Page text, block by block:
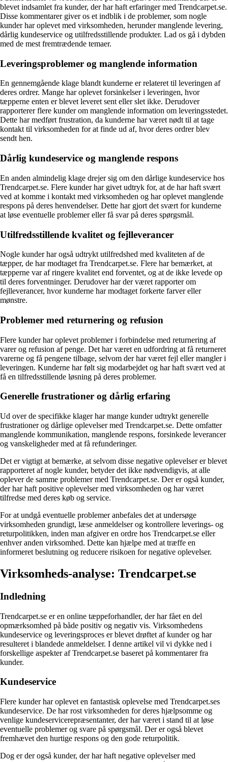
blevet indsamlet fra kunder, der har haft erfaringer med Trendcarpet.se.
Disse kommentarer giver os et indblik i de problemer, som nogle
kunder har oplevet med virksomheden, herunder manglende levering,
dårlig kundeservice og utilfredsstillende produkter. Lad os gå i dybden
med de mest fremtrædende temaer.
Leveringsproblemer og manglende information
En gennemgående klage blandt kunderne er relateret til leveringen af
deres ordrer. Mange har oplevet forsinkelser i leveringen, hvor
tæpperne enten er blevet leveret sent eller slet ikke. Derudover
rapporterer flere kunder om manglende information om leveringsstedet.
Dette har medført frustration, da kunderne har været nødt til at tage
kontakt til virksomheden for at finde ud af, hvor deres ordrer blev
sendt hen.
Dårlig kundeservice og manglende respons
En anden almindelig klage drejer sig om den dårlige kundeservice hos
Trendcarpet.se. Flere kunder har givet udtryk for, at de har haft svært
ved at komme i kontakt med virksomheden og har oplevet manglende
respons på deres henvendelser. Dette har gjort det svært for kunderne
at løse eventuelle problemer eller få svar på deres spørgsmål.
Utilfredsstillende kvalitet og fejlleverancer
Nogle kunder har også udtrykt utilfredshed med kvaliteten af de
tæpper, de har modtaget fra Trendcarpet.se. Flere har bemærket, at
tæpperne var af ringere kvalitet end forventet, og at de ikke levede op
til deres forventninger. Derudover har der været rapporter om
fejlleverancer, hvor kunderne har modtaget forkerte farver eller
mønstre.
Problemer med returnering og refusion
Flere kunder har oplevet problemer i forbindelse med returnering af
varer og refusion af penge. Det har været en udfordring at få returneret
varerne og få pengene tilbage, selvom der har været fejl eller mangler i
leveringen. Kunderne har følt sig modarbejdet og har haft svært ved at
få en tilfredsstillende løsning på deres problemer.
Generelle frustrationer og dårlig erfaring
Ud over de specifikke klager har mange kunder udtrykt generelle
frustrationer og dårlige oplevelser med Trendcarpet.se. Dette omfatter
manglende kommunikation, manglende respons, forsinkede leverancer
og vanskeligheder med at få refunderinger.
Det er vigtigt at bemærke, at selvom disse negative oplevelser er blevet
rapporteret af nogle kunder, betyder det ikke nødvendigvis, at alle
oplever de samme problemer med Trendcarpet.se. Der er også kunder,
der har haft positive oplevelser med virksomheden og har været
tilfredse med deres køb og service.
For at undgå eventuelle problemer anbefales det at undersøge
virksomheden grundigt, læse anmeldelser og kontrollere leverings- og
returpolitikken, inden man afgiver en ordre hos Trendcarpet.se eller
enhver anden virksomhed. Dette kan hjælpe med at træffe en
informeret beslutning og reducere risikoen for negative oplevelser.
Virksomheds-analyse: Trendcarpet.se
Indledning
Trendcarpet.se er en online tæppeforhandler, der har fået en del
opmærksomhed på både positiv og negativ vis. Virksomhedens
kundeservice og leveringsproces er blevet drøftet af kunder og har
resulteret i blandede anmeldelser. I denne artikel vil vi dykke ned i
forskellige aspekter af Trendcarpet.se baseret på kommentarer fra
kunder.
Kundeservice
Flere kunder har oplevet en fantastisk oplevelse med Trendcarpet.ses
kundeservice. De har rost virksomheden for deres hjælpsomme og
venlige kundeservicerepræsentanter, der har været i stand til at løse
eventuelle problemer og svare på spørgsmål. Der er også blevet
fremhævet den hurtige respons og den gode returpolitik.
Dog er der også kunder, der har haft negative oplevelser med